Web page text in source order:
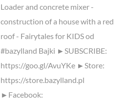
Loader and concrete mixer -
construction of a house with a red
roof - Fairytales for KIDS od
#bazylland Bajki ►SUBSCRIBE:
https://goo.gl/AvuYKe ►Store:
https://store.bazylland.pl
►Facebook: